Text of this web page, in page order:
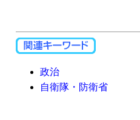
政治
自衛隊・防衛省